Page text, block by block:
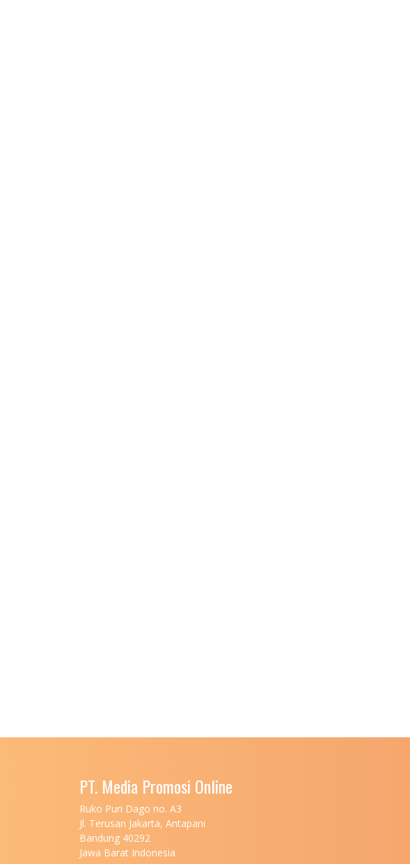
PT. Media Promosi Online
Ruko Puri Dago no. A3
Jl. Terusan Jakarta, Antapani
Bandung 40292
Jawa Barat Indonesia